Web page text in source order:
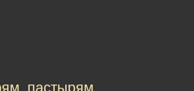
пастырям,